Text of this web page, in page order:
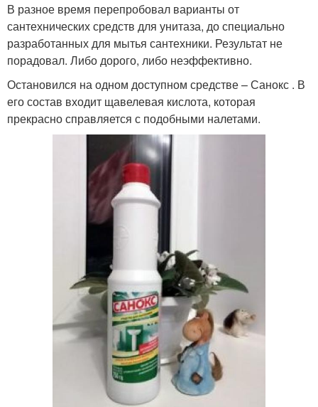
В разное время перепробовал варианты от
сантехнических средств для унитаза, до специально
разработанных для мытья сантехники. Результат не
порадовал. Либо дорого, либо неэффективно.
Остановился на одном доступном средстве – Санокс . В
его состав входит щавелевая кислота, которая
прекрасно справляется с подобными налетами.